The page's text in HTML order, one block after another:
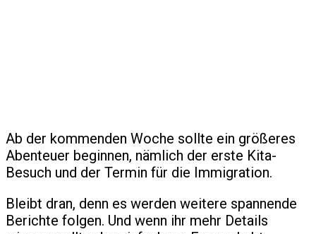
Ab der kommenden Woche sollte ein größeres
Abenteuer beginnen, nämlich der erste Kita-
Besuch und der Termin für die Immigration.
Bleibt dran, denn es werden weitere spannende
Berichte folgen. Und wenn ihr mehr Details